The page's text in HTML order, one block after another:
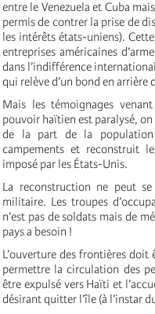
entre le Venezuela et Cuba
permis de contrer la prise de
les intérêts états-uniens).
entreprises américaines
dans l’indifférence
qui relève d’un bond en arrière
Mais les témoignages
pouvoir haïtien est paralysé,
de la part de la population
campements et reconstruit
imposé par les États-Unis.
La reconstruction ne peut
militaire. Les troupes
n’est pas de soldats mais de
pays a besoin !
L’ouverture des frontières
permettre la circulation des
être expulsé vers Haïti et
désirant quitter l’île (à l’instar